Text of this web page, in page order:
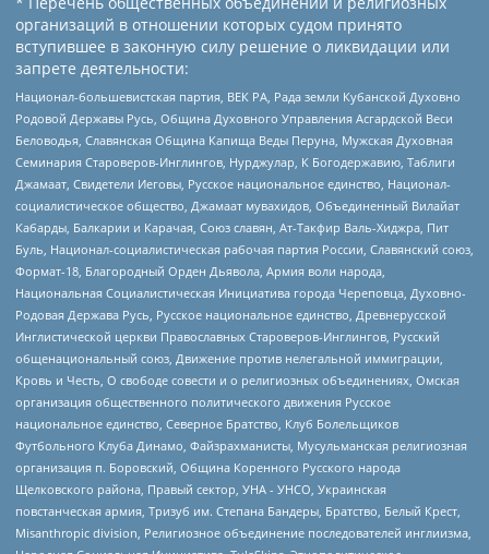
организаций в отношении которых судом принято
вступившее в законную силу решение о ликвидации или
запрете деятельности:
Национал-большевистская партия, ВЕК РА, Рада земли Кубанской Духовно
Родовой Державы Русь, Община Духовного Управления Асгардской Веси
Беловодья, Славянская Община Капища Веды Перуна, Мужская Духовная
Семинария Староверов-Инглингов, Нурджулар, К Богодержавию, Таблиги
Джамаат, Свидетели Иеговы, Русское национальное единство, Национал-
социалистическое общество, Джамаат мувахидов, Объединенный Вилайат
Кабарды, Балкарии и Карачая, Союз славян, Ат-Такфир Валь-Хиджра, Пит
Буль, Национал-социалистическая рабочая партия России, Славянский союз,
Формат-18, Благородный Орден Дьявола, Армия воли народа,
Национальная Социалистическая Инициатива города Череповца, Духовно-
Родовая Держава Русь, Русское национальное единство, Древнерусской
Инглистической церкви Православных Староверов-Инглингов, Русский
общенациональный союз, Движение против нелегальной иммиграции,
Кровь и Честь, О свободе совести и о религиозных объединениях, Омская
организация общественного политического движения Русское
национальное единство, Северное Братство, Клуб Болельщиков
Футбольного Клуба Динамо, Файзрахманисты, Мусульманская религиозная
организация п. Боровский, Община Коренного Русского народа
Щелковского района, Правый сектор, УНА - УНСО, Украинская
повстанческая армия, Тризуб им. Степана Бандеры, Братство, Белый Крест,
Misanthropic division, Религиозное объединение последователей инглиизма,